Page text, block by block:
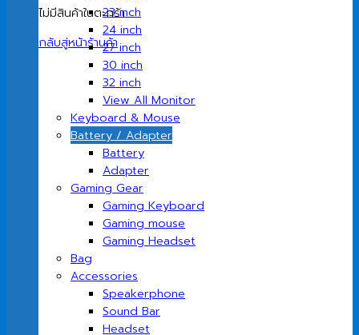
ไม่มีสินค้าในตะกร้า
กลับสู่หน้าร้านค้า
23 inch
24 inch
27 inch
30 inch
32 inch
View All Monitor
Keyboard & Mouse
Battery / Adapter
Battery
Adapter
Gaming Gear
Gaming Keyboard
Gaming mouse
Gaming Headset
Bag
Accessories
Speakerphone
Sound Bar
Headset